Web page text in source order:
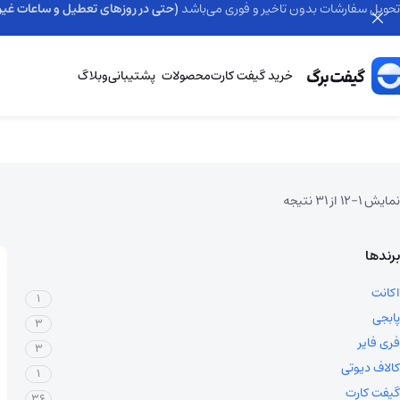
خرید گیفت کارتمحصولات پشتیبانیوبلاگ
نمایش 1–12 از 31 نتیجه
برند‌ها
اکانت 1
پابجی 3
فری فایر 3
کالاف دیوتی 1
گیفت کارت
تحویل سفارشات بدون تاخیر و فوری می‌باشد (حتی در روزهای تعطیل و ساعات